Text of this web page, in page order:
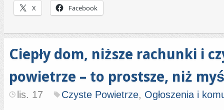
X Facebook
Ciepły dom, niższe rachunki i
powietrze – to prostsze, niż
lis. 17 Czyste Powietrze, Ogłoszenia i